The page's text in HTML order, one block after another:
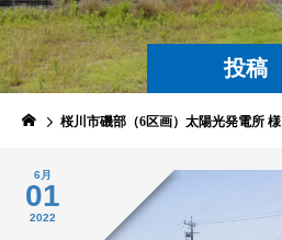
投稿
桜川市磯部（6区画）太陽光発電所 様
6月
01
2022